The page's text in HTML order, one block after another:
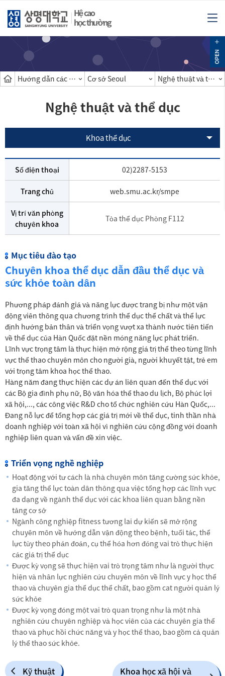
Hệ cao
học thường
Hướng dẫn các khoa Cơ sở Seoul Nghệ thuật và thể dục
Nghệ thuật và thể dục
Khoa thể dục
Số điện thoại 02)2287-5153
Trang chủ web.smu.ac.kr/smpe
Vị trí văn phòng
chuyên khoa
Tòa thể dục Phòng F112
Mục tiêu đào tạo
Chuyên khoa thể dục dẫn đầu thể dục và
sức khỏe toàn dân
Phương pháp đánh giá và năng lực được trang bị như một vận
động viên thông qua chương trình thể dục thể chất và thể lực
định hướng bản thân và triển vọng vượt xa thành nước tiên tiến
về thể dục của Hàn Quốc đặt nền móng năng lực phát triển.
Lĩnh vực trọng tâm là thực hiện mở rộng giá trị thể theo từng lĩnh
vực thể thao chuyên môn cho người già, người khuyết tật, trẻ em
với trọng tâm khoa học thể thao.
Hàng năm đang thực hiện các dự án liên quan đến thể dục với
các Bộ gia đình phụ nữ, Bộ văn hóa thể thao du lịch, Bộ phúc lợi
xã hội,..., các công việc R&D cho tổ chức nghiên cứu Hàn Quốc,...
Đang nỗ lực để tổng hợp các giá trị mới về thể dục, tinh thần nhà
doanh nghiệp với toàn xã hội vì nghiên cứu cộng đồng với doanh
nghiệp liên quan và vấn đề xin việc.
Triển vọng nghề nghiệp
Hoạt động với tư cách là nhà chuyên môn tăng cường sức khỏe,
gia tăng thể lực toàn dân thông qua việc tổng hợp các lĩnh vực
đa dạng về ngành thể dục với các khoa liên quan bằng nền
tảng cơ sở
Ngành công nghiệp fitness tương lai dự kiến sẽ mở rộng
chuyên môn về hướng dẫn vận động theo bệnh, tuổi tác, thể
lực tùy theo phán đoán, cụ thể hóa hơn đóng vai trò thực hiện
các giá trị thể dục
Được kỳ vọng sẽ thực hiện vai trò trọng tâm như là người thực
hiện và nhân lực nghiên cứu chuyên môn về lĩnh vực y học thể
thao và chuyên gia thể dục thể chất, bao gồm cat người quản lý
sức khỏe
Được kỳ vọng đóng một vai trò quan trọng như là một nhà
nghiên cứu chuyên nghiệp và học viên của các chuyên gia thể
thao và phục hồi chức năng và y học thể thao, bao gồm cả quản
lý thể thao sức khỏe.
Kỹ thuật Khoa học xã hội và